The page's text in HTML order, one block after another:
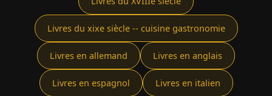
Livres du xixe siècle -- cuisine gastronomie
Livres en allemand Livres en anglais
Livres en espagnol Livres en italien